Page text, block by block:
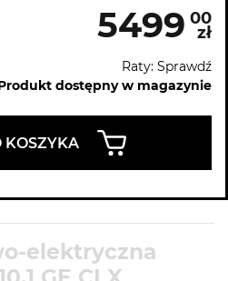
5499 00
zł
Raty: Sprawdź
dostępny w magazynie
KOSZYKA
elektryczna